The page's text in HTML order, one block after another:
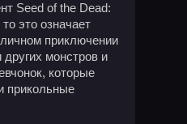
Seed of the Dead:
это означает
приключении
монстров и
которые
прикольные